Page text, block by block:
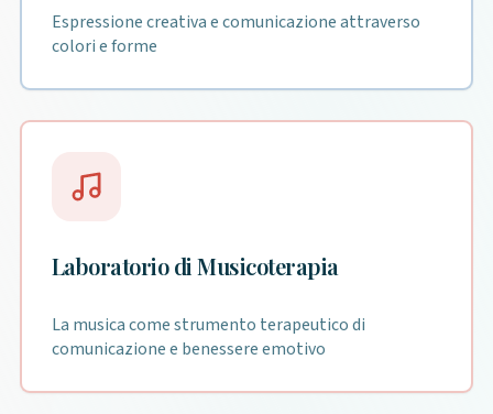
Espressione creativa e comunicazione attraverso
colori e forme
Laboratorio di Musicoterapia
La musica come strumento terapeutico di
comunicazione e benessere emotivo